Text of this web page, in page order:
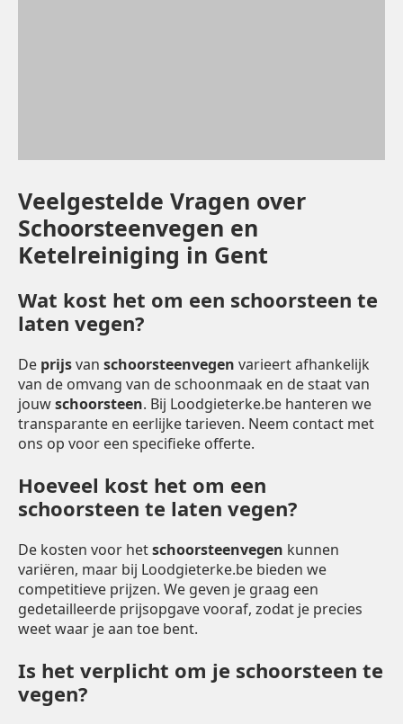
Veelgestelde Vragen over
Schoorsteenvegen en
Ketelreiniging in Gent
Wat kost het om een schoorsteen te
laten vegen?
De prijsvan schoorsteenvegen varieert afhankelijk
van de omvang van de schoonmaak en de staat van
jouwschoorsteen. Bij Loodgieterke.be hanteren we
transparante en eerlijke tarieven. Neem contact met
ons op voor een specifieke offerte.
Hoeveel kost het om een
schoorsteen te laten vegen?
De kosten voor hetschoorsteenvegen kunnen
variëren, maar bij Loodgieterke.be bieden we
competitieve prijzen. We geven je graag een
gedetailleerde prijsopgave vooraf, zodat je precies
weet waar je aan toe bent.
Is het verplicht om je schoorsteen te
vegen?